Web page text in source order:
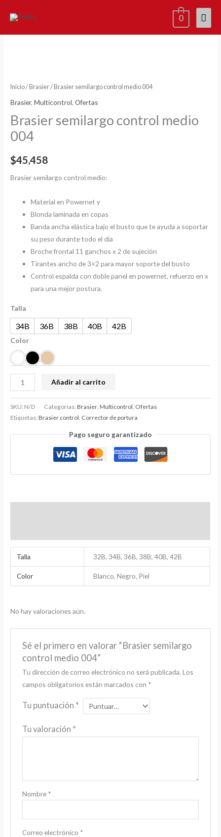
0
x2=15%
Inicio/ Brasier/ Brasier semilargo control medio 004
Brasier,Multicontrol,Ofertas
Brasier semilargo control medio
004
$45,458
Brasier semilargo control medio:
Material en Powernet y
Blonda laminada en copas
Banda ancha elástica bajo el busto que te ayuda a soportar
su peso durante todo el día
Broche frontal 11 ganchos x 2 de sujeción
Tirantes ancho de 3×2 para mayor soporte del busto
Control espalda con doble panel en powernet, refuerzo en x
para una mejor postura.
Talla
34B 36B 38B 40B 42B
Color
Brasier
004
cantidad
Añadir al carrito
SKU: N/D Categorías:Brasier,Multicontrol, Ofertas
Etiquetas:Brasier control, Corrector de portura
Pago seguro garantizado
Talla 32B, 34B, 36B, 38B, 40B, 42B
Color Blanco, Negro, Piel
No hay valoraciones aún.
Sé el primero en valorar “Brasier semilargo
control medio 004”
Tu dirección de correo electrónico no será publicada. Los
campos obligatorios están marcados con *
Tu puntuación *
Tu valoración *
Nombre *
Correo electrónico *